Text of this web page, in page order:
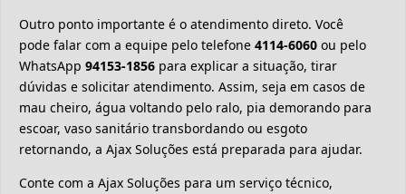
Outro ponto importante é o atendimento direto. Você
pode falar com a equipe pelo telefone 4114-6060 ou pelo
WhatsApp 94153-1856 para explicar a situação, tirar
dúvidas e solicitar atendimento. Assim, seja em casos de
mau cheiro, água voltando pelo ralo, pia demorando para
escoar, vaso sanitário transbordando ou esgoto
retornando, a Ajax Soluções está preparada para ajudar.
Conte com a Ajax Soluções para um serviço técnico,